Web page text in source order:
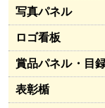
写真パネル
ロゴ看板
賞品パネル・目
表彰楯